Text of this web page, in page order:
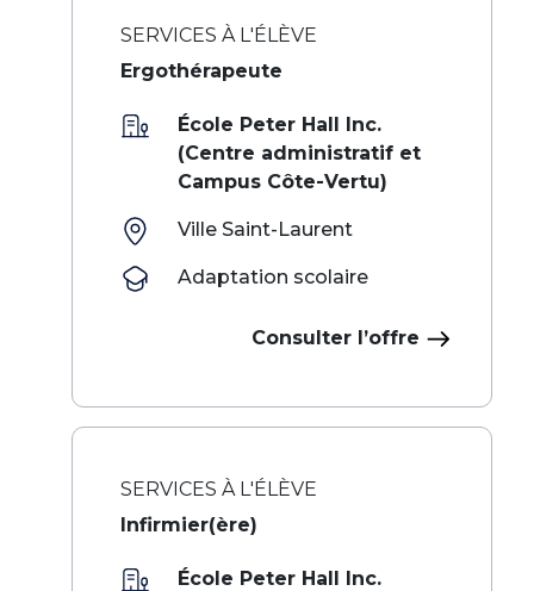
SERVICES À L'ÉLÈVE
Ergothérapeute
École Peter Hall Inc.
(Centre administratif et
Campus Côte-Vertu)
Ville Saint-Laurent
Adaptation scolaire
Consulter l’offre
SERVICES À L'ÉLÈVE
Infirmier(ère)
École Peter Hall Inc.